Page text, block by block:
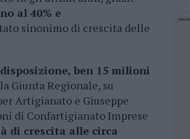
al 40% e
sinonimo di crescita delle
ben 15 milioni
Giunta Regionale, su
Artigianato e Giuseppe
di Confartigianato Imprese
di crescita alle circa